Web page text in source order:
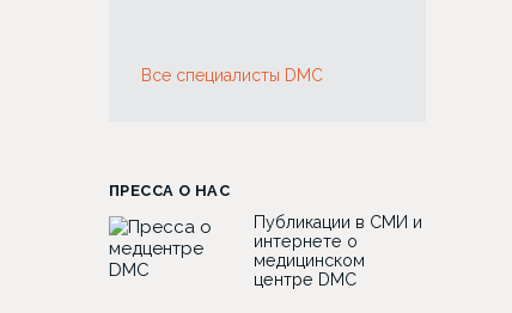
Все специалисты DMC
ПРЕССА О НАС
Публикации в СМИ и
интернете о
медицинском
центре DMC